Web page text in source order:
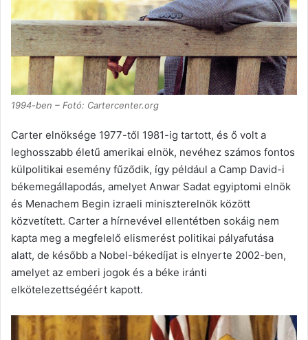
1994-ben – Fotó: Cartercenter.org
Carter elnöksége 1977-től 1981-ig tartott, és ő volt a
leghosszabb életű amerikai elnök, nevéhez számos fontos
külpolitikai esemény fűződik, így például a Camp David-i
békemegállapodás, amelyet Anwar Sadat egyiptomi elnök
és Menachem Begin izraeli miniszterelnök között
közvetített. Carter a hírnevével ellentétben sokáig nem
kapta meg a megfelelő elismerést politikai pályafutása
alatt, de később a Nobel-békedíjat is elnyerte 2002-ben,
amelyet az emberi jogok és a béke iránti
elkötelezettségéért kapott.